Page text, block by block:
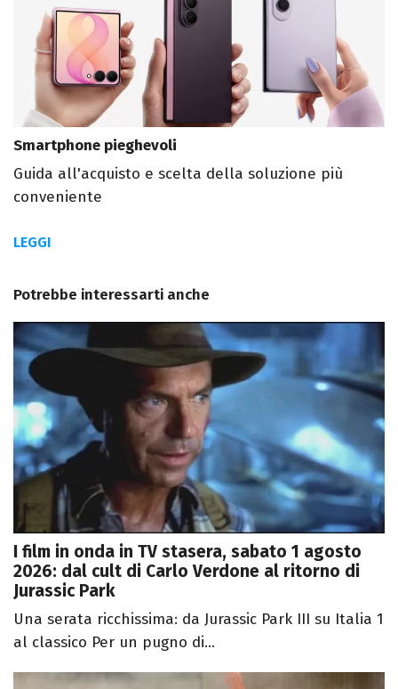
Smartphone pieghevoli
Guida all'acquisto e scelta della soluzione più
conveniente
LEGGI
Potrebbe interessarti anche
I film in onda in TV stasera, sabato 1 agosto
2026: dal cult di Carlo Verdone al ritorno di
Jurassic Park
Una serata ricchissima: da Jurassic Park III su Italia 1
al classico Per un pugno di...